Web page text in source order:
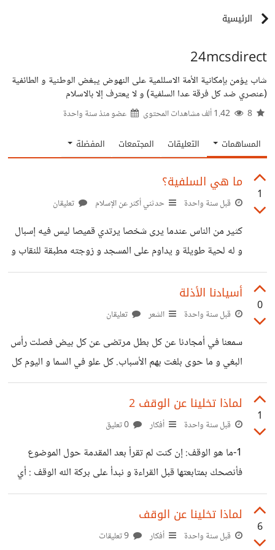
الرئيسية
24mcsdirect
شاب يؤمن بإمكانية الأمة الاسللمية على النهوض يبغض الوطنية و الطائفية
(عنصري ضد كل فرقة عدا السلفية) و لا يعترف إلا بالاسلام
عضو منذسنة واحدة
المساهمات التعليقات المجتمعات المفضلة
1
ما هي السلفية؟
قبل سنة واحدة حدثني أكثر عن الإسلام تعليقان
كثير من الناس عندما يرى شخصا يرتدي قميصا ليس فيه إسبال
و له لحية طويلة و يداوم على المسجد و زوجته مطبقة للنقاب و
يتهمه الجميع بالداعشية رفم بغضه لهم.حتى السلفيون لا يعرفون
الأصول لهذه العقيدة لذا ما هي السلفية؟ و من هم السلفيون؟
زمتى سموا بهذا الاسم؟ كلمة السلفية تنحدر من كلمة السلف وهم
سلم في حديثه:" خير الناس قرني ثم الذين يلونهم ثم الذين
يلونهم..."رواه البخاري
0
أسيادنا الأذلة
قبل سنة واحدة الشعر تعليقان
سمعنا في أمجادنا عن كل بطل مرتضى عن كل بيض فصلت رأس
البغي و ما حوى بلغت بهم الأسباب. كل علو في السما و اليوم كل
من قال. قولهم من أسافلة الورى فزخرفوا لهم المسجد وأمروا
بسلم الذليل و خسران الحقير ينادى بأن الويل لكل من أراد أن
أمر الولي مطاع و ما. أكملوا آياتها أذللتم دين
1
لماذا تخلينا عن الوقف 2
قبل سنة واحدة أفكار
1-ما هو الوقف: إن كنت لم تقرأ بعد المقدمة حول الموضوع
فأنصحك بمتابعتها قبل القراءة و نبدأ على بركة الله الوقف : أي
حبس الأصل وتسبيل المنفعة حيث أن مطلق معناها هو صدقة
جارية نقوم فيها بإعطاء عين غير مستهلكة تسبيلا لمنفعة عامة
المسلمين في موضوع معين يضع شرطه صاحب العين. لشرح:
6
لماذا تخلينا عن الوقف
قبل سنة واحدة أفكار